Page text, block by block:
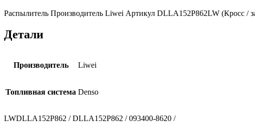
Распылитель Производитель Liwei Артикул DLLA152P862LW (Кросс /
Детали
Производитель Liwei
Топливная система Denso
LWDLLA152P862 / DLLA152P862 / 093400-8620 /